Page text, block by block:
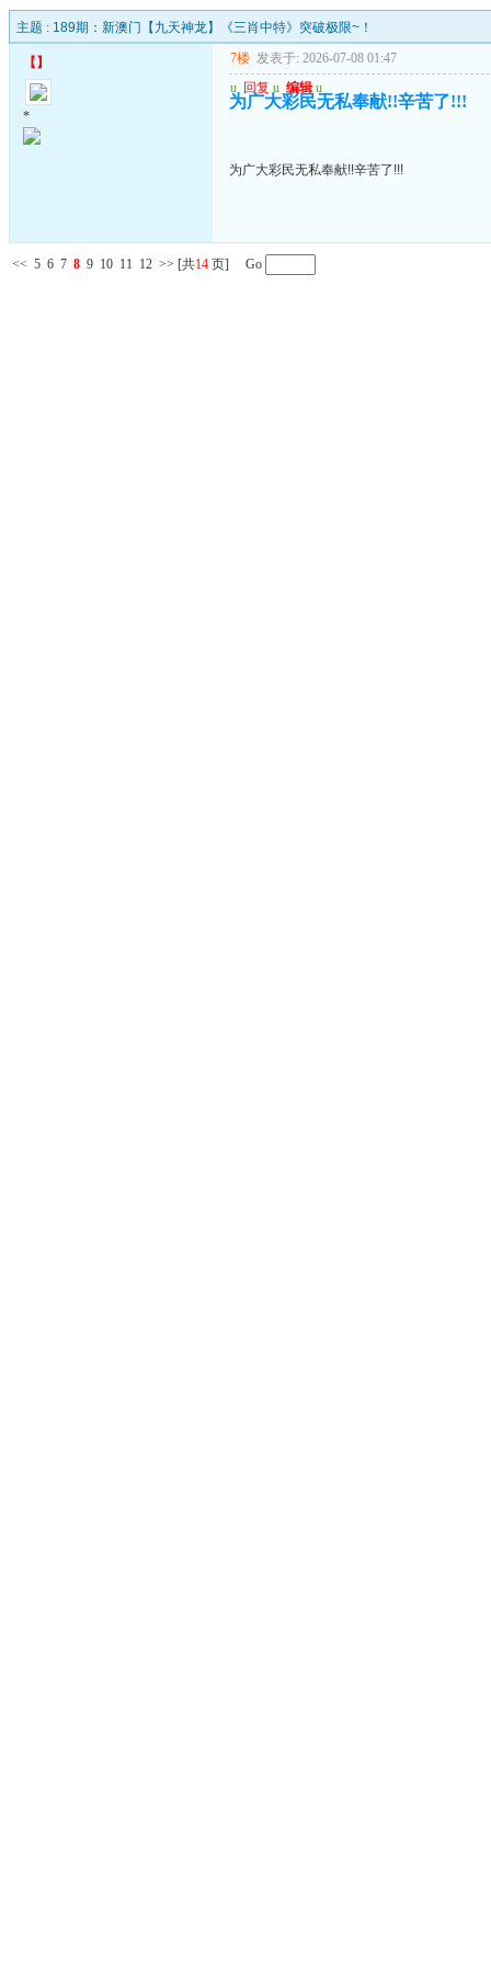
主题 : 189期：新澳门【九天神龙】《三肖中特》突破极限~！
【 】
*
7楼 发表于: 2026-07-08 01:47
u 回复 u 编辑 u
为广大彩民无私奉献!!辛苦了!!!
为广大彩民无私奉献!!辛苦了!!!
<< 5 6 7 8 9 10 11 12 >> [共14 页] Go